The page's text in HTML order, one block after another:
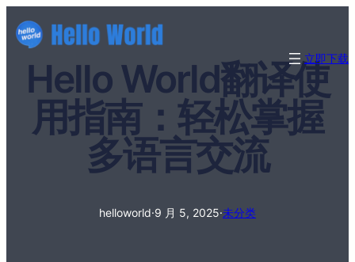
立即下载
Hello World翻译使
用指南：轻松掌握
多语言交流
helloworld·9 月 5, 2025·未分类